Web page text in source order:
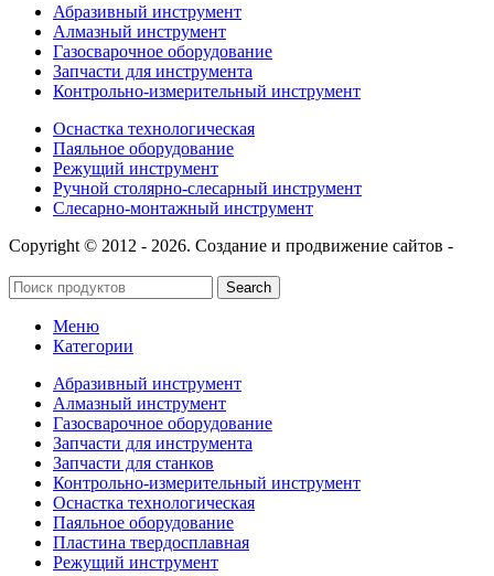
Абразивный инструмент
Алмазный инструмент
Газосварочное оборудование
Запчасти для инструмента
Контрольно-измерительный инструмент
Оснастка технологическая
Паяльное оборудование
Режущий инструмент
Ручной столярно-слесарный инструмент
Слесарно-монтажный инструмент
Copyright © 2012 - 2026. Создание и продвижение сайтов -
Search
Меню
Категории
Абразивный инструмент
Алмазный инструмент
Газосварочное оборудование
Запчасти для инструмента
Запчасти для станков
Контрольно-измерительный инструмент
Оснастка технологическая
Паяльное оборудование
Пластина твердосплавная
Режущий инструмент